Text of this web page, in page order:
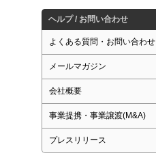
ヘルプ / お問い合わせ
よくある質問・お問い合わせ
メールマガジン
会社概要
事業提携・事業譲渡(M&A)
プレスリリース